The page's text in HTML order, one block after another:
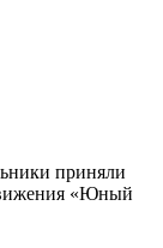
приняли
«Юный